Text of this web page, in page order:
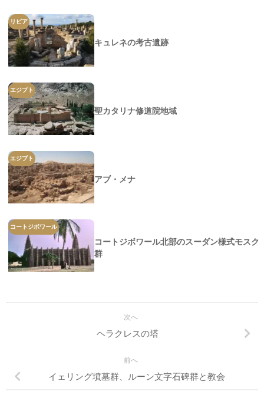
リビア
キュレネの考古遺跡
エジプト
聖カタリナ修道院地域
エジプト
アブ・メナ
コートジボワール
コートジボワール北部のスーダン様式モスク
群
次へ
ヘラクレスの塔
前へ
イェリング墳墓群、ルーン文字石碑群と教会